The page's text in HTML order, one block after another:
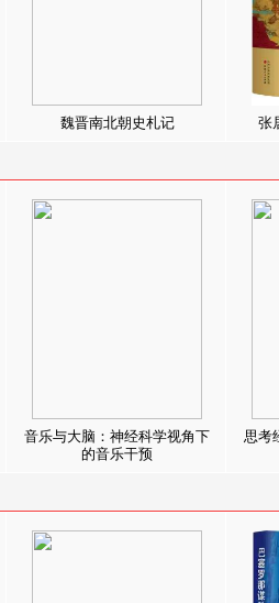
魏晋南北朝史札记 张
音乐与大脑：神经科学视角下
的音乐干预
思考